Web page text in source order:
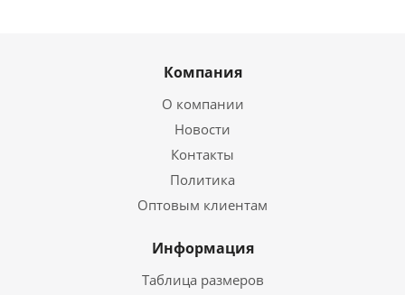
Компания
О компании
Новости
Контакты
Политика
Оптовым клиентам
Информация
Таблица размеров